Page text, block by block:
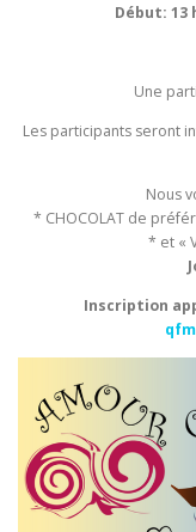
Début: 13
Une
Les participants seront
Nous
* CHOCOLAT de
* et «
Inscription